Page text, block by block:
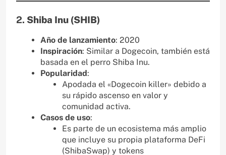
2. Shiba Inu (SHIB)
Año de lanzamiento: 2020
Inspiración: Similar a Dogecoin, también está
basada en el perro Shiba Inu.
Popularidad:
Apodada el «Dogecoin killer» debido a
su rápido ascenso en valor y
comunidad activa.
Casos de uso:
Es parte de un ecosistema más amplio
que incluye su propia plataforma DeFi
(ShibaSwap) y tokens